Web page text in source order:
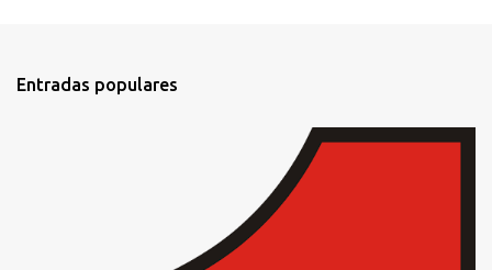
t
Entradas populares